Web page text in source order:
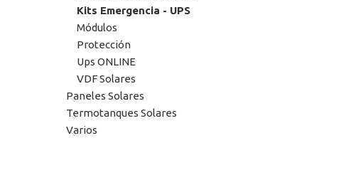
Kits Emergencia - UPS
Módulos
Protección
Ups ONLINE
VDF Solares
Paneles Solares
Termotanques Solares
Varios